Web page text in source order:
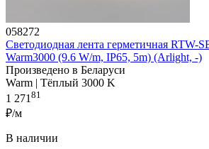
058272
Светодиодная лента герметичная RTW-
Warm3000 (9.6 W/m, IP65, 5m) (Arlight, -)
Произведено в Беларуси
Warm | Тёплый 3000 K
1 271 81
₽/м
В наличии